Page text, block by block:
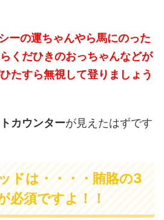
ーの運ちゃんやら馬にのった
くだひきのおっちゃんなどが
たすら無視して登りましょう
カウンターが見えたはずです
ドは・・・・賄賂の3
必須ですよ！！